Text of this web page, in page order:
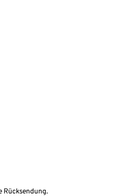
Rücksendung.